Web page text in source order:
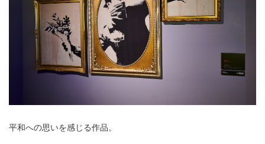
平和への思いを感じる作品。